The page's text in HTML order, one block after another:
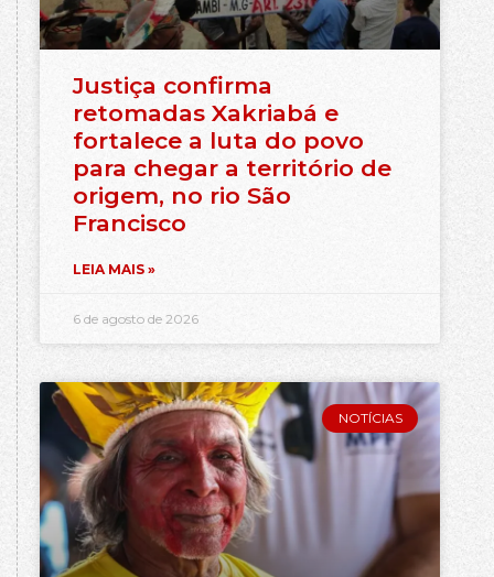
Justiça confirma
retomadas Xakriabá e
fortalece a luta do povo
para chegar a território de
origem, no rio São
Francisco
LEIA MAIS »
6 de agosto de 2026
NOTÍCIAS